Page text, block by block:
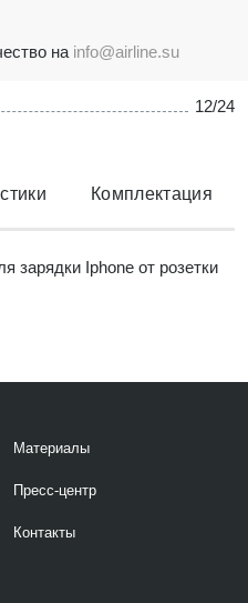
12/24
на info@airline.su
Комплектация
зарядки Iphone от розетки
Материалы
Пресс-центр
Контакты